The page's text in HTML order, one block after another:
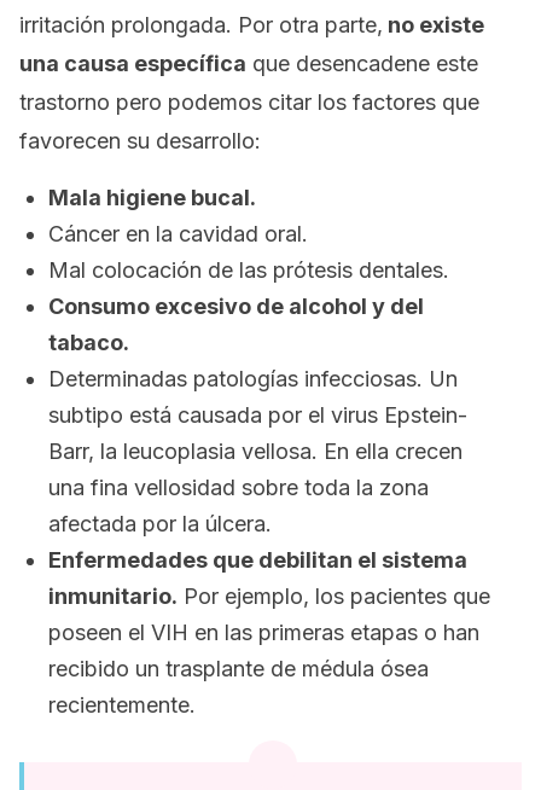
irritación prolongada. Por otra parte, no existe
una causa específica que desencadene este
trastorno pero podemos citar los factores que
favorecen su desarrollo:
Mala higiene bucal.
Cáncer en la cavidad oral.
Mal colocación de las prótesis dentales.
Consumo excesivo de alcohol y del
tabaco.
Determinadas patologías infecciosas. Un
subtipo está causada por el virus Epstein-
Barr, la leucoplasia vellosa. En ella crecen
una fina vellosidad sobre toda la zona
afectada por la úlcera.
Enfermedades que debilitan el sistema
inmunitario. Por ejemplo, los pacientes que
poseen el VIH en las primeras etapas o han
recibido un trasplante de médula ósea
recientemente.